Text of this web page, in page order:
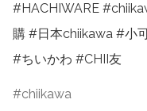
#HACHIWARE
購 #日本chiikawa #小
#ちいかわ #CHII友
chiikawa